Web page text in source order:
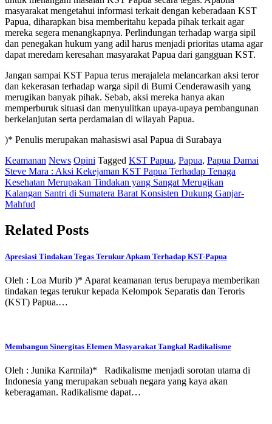
masyarakat mengetahui informasi terkait dengan keberadaan KST
Papua, diharapkan bisa memberitahu kepada pihak terkait agar
mereka segera menangkapnya. Perlindungan terhadap warga sipil
dan penegakan hukum yang adil harus menjadi prioritas utama agar
dapat meredam keresahan masyarakat Papua dari gangguan KST.
Jangan sampai KST Papua terus merajalela melancarkan aksi teror
dan kekerasan terhadap warga sipil di Bumi Cenderawasih yang
merugikan banyak pihak. Sebab, aksi mereka hanya akan
memperburuk situasi dan menyulitkan upaya-upaya pembangunan
berkelanjutan serta perdamaian di wilayah Papua.
)* Penulis merupakan mahasiswi asal Papua di Surabaya
Keamanan News Opini Tagged KST Papua, Papua, Papua Damai
Post
navigation
Steve Mara : Aksi Kekejaman KST Papua Terhadap Tenaga
Kesehatan Merupakan Tindakan yang Sangat Merugikan
Kalangan Santri di Sumatera Barat Konsisten Dukung Ganjar-
Mahfud
Related Posts
Apresiasi Tindakan Tegas Terukur Apkam Terhadap KST-Papua
Oleh : Loa Murib )* Aparat keamanan terus berupaya memberikan
tindakan tegas terukur kepada Kelompok Separatis dan Teroris
(KST) Papua.…
Membangun Sinergitas Elemen Masyarakat Tangkal Radikalisme
Oleh : Junika Karmila)* Radikalisme menjadi sorotan utama di
Indonesia yang merupakan sebuah negara yang kaya akan
keberagaman. Radikalisme dapat…